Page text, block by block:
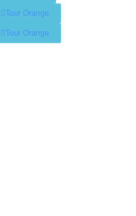
Tour Orange
Tour Orange